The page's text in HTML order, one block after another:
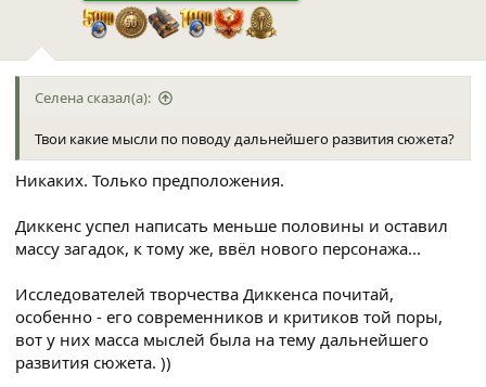
Селена сказал(а):
Твои какие мысли по поводу дальнейшего развития сюжета?
Никаких. Только предположения.
Диккенс успел написать меньше половины и оставил
массу загадок, к тому же, ввёл нового персонажа...
Исследователей творчества Диккенса почитай,
особенно - его современников и критиков той поры,
вот у них масса мыслей была на тему дальнейшего
развития сюжета. ))